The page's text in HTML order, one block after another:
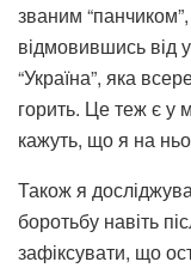
званим
відмовившись від
“Україна”, яка
горить. Це теж є у
кажуть, що я на
Також я
боротьбу навіть
зафіксувати, що